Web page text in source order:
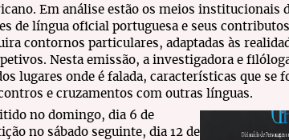
Em análise estão os meios institucionais
de língua oficial portuguesa e seus
contornos particulares, adaptadas às
Nesta emissão, a investigadora e
lugares onde é falada, características que se
e cruzamentos com outras línguas.
no domingo, dia 6 de
no sábado seguinte, dia 12 de